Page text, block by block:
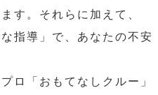
す。それらに加えて、
指導」で、あなたの不安
ロ「おもてなしクルー」